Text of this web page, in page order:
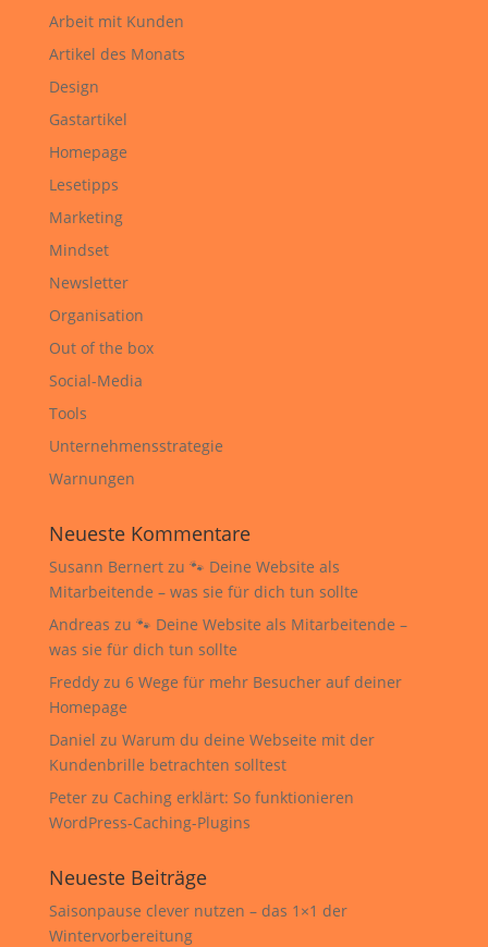
Arbeit mit Kunden
Artikel des Monats
Design
Gastartikel
Homepage
Lesetipps
Marketing
Mindset
Newsletter
Organisation
Out of the box
Social-Media
Tools
Unternehmensstrategie
Warnungen
Neueste Kommentare
Susann Bernertzu 🐾 Deine Website als
Mitarbeitende – was sie für dich tun sollte
Andreas zu 🐾 Deine Website als Mitarbeitende –
was sie für dich tun sollte
Freddyzu 6 Wege für mehr Besucher auf deiner
Homepage
Daniel zu Warum du deine Webseite mit der
Kundenbrille betrachten solltest
Peterzu Caching erklärt: So funktionieren
WordPress-Caching-Plugins
Neueste Beiträge
Saisonpause clever nutzen – das 1×1 der
Wintervorbereitung